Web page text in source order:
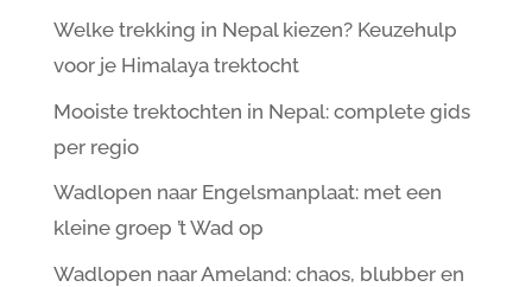
Welke trekking in Nepal kiezen? Keuzehulp
voor je Himalaya trektocht
Mooiste trektochten in Nepal: complete gids
per regio
Wadlopen naar Engelsmanplaat: met een
kleine groep ’t Wad op
Wadlopen naar Ameland: chaos, blubber en